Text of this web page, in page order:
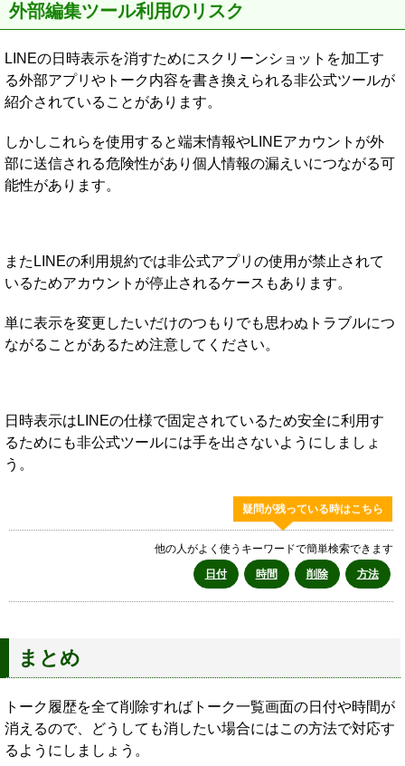
外部編集ツール利用のリスク
LINEの日時表示を消すためにスクリーンショットを加工す
る外部アプリやトーク内容を書き換えられる非公式ツールが
紹介されていることがあります。
しかしこれらを使用すると端末情報やLINEアカウントが外
部に送信される危険性があり個人情報の漏えいにつながる可
能性があります。
またLINEの利用規約では非公式アプリの使用が禁止されて
いるためアカウントが停止されるケースもあります。
単に表示を変更したいだけのつもりでも思わぬトラブルにつ
ながることがあるため注意してください。
日時表示はLINEの仕様で固定されているため安全に利用す
るためにも非公式ツールには手を出さないようにしましょ
う。
疑問が残っている時はこちら
他の人がよく使うキーワードで簡単検索できます
日付
時間 削除 方法
まとめ
トーク履歴を全て削除すればトーク一覧画面の日付や時間が
消えるので、どうしても消したい場合にはこの方法で対応す
るようにしましょう。